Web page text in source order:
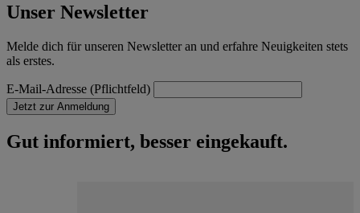
Unser Newsletter
Melde dich für unseren Newsletter an und erfahre Neuigkeiten stets
als erstes.
E-Mail-Adresse (Pflichtfeld)
Jetzt zur Anmeldung
Gut informiert, besser eingekauft.